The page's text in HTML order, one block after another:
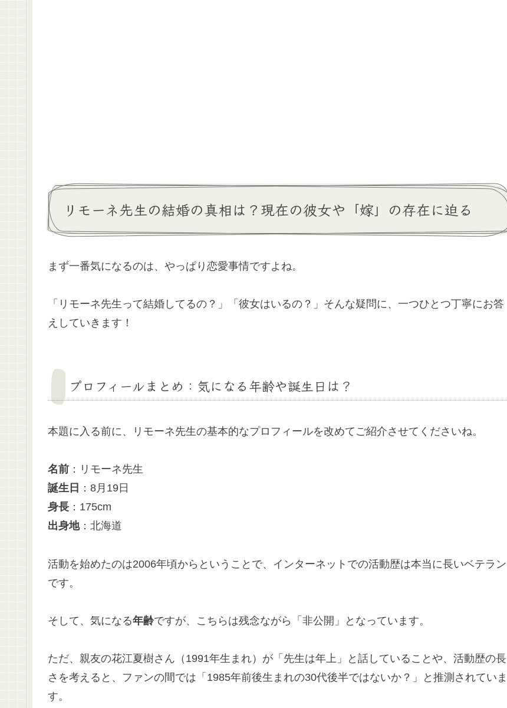
リモーネ先生の結婚の真相は？現在の彼女や「嫁」の存在に迫る
まず一番気になるのは、やっぱり恋愛事情ですよね。
「リモーネ先生って結婚してるの？」「彼女はいるの？」そんな疑問に、一つひとつ丁寧にお答
えしていきます！
プロフィールまとめ：気になる年齢や誕生日は？
本題に入る前に、リモーネ先生の基本的なプロフィールを改めてご紹介させてくださいね。
名前 ：リモーネ先生
誕生日 ：8月19日
身長 ：175cm
出身地：北海道
活動を始めたのは2006年頃からということで、インターネットでの活動歴は本当に長いベテラン
です。
そして、気になる年齢ですが、こちらは残念ながら「非公開」となっています。
ただ、親友の花江夏樹さん（1991年生まれ）が「先生は年上」と話していることや、活動歴の長
さを考えると、ファンの間では「1985年前後生まれの30代後半ではないか？」と推測されていま
す。